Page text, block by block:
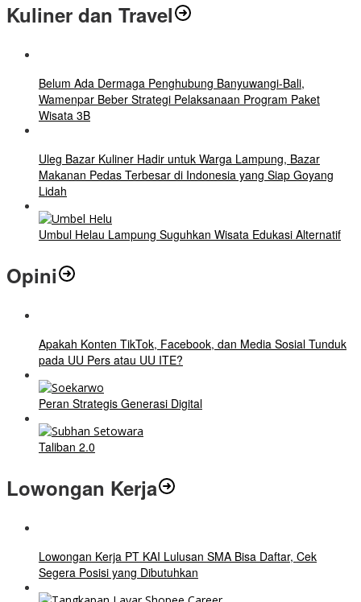
Kuliner dan Travel
Belum Ada Dermaga Penghubung Banyuwangi-Bali,
Wamenpar Beber Strategi Pelaksanaan Program Paket
Wisata 3B
Uleg Bazar Kuliner Hadir untuk Warga Lampung, Bazar
Makanan Pedas Terbesar di Indonesia yang Siap Goyang
Lidah
Umbul Helau Lampung Suguhkan Wisata Edukasi Alternatif
Opini
Apakah Konten TikTok, Facebook, dan Media Sosial Tunduk
pada UU Pers atau UU ITE?
Peran Strategis Generasi Digital
Taliban 2.0
Lowongan Kerja
Lowongan Kerja PT KAI Lulusan SMA Bisa Daftar, Cek
Segera Posisi yang Dibutuhkan